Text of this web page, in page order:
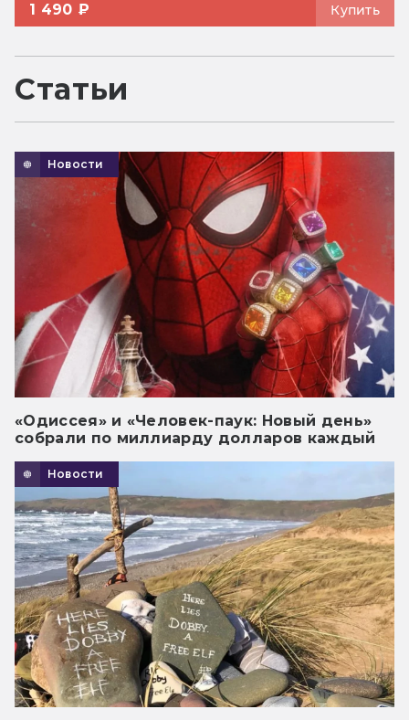
1 490 ₽ Купить
Статьи
Новости
«Одиссея» и «Человек-паук: Новый день»
собрали по миллиарду долларов каждый
Новости